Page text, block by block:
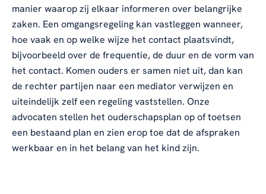
manier waarop zij elkaar informeren over belangrijke
zaken. Een omgangsregeling kan vastleggen wanneer,
hoe vaak en op welke wijze het contact plaatsvindt,
bijvoorbeeld over de frequentie, de duur en de vorm van
het contact. Komen ouders er samen niet uit, dan kan
de rechter partijen naar een mediator verwijzen en
uiteindelijk zelf een regeling vaststellen. Onze
advocaten stellen het ouderschapsplan op of toetsen
een bestaand plan en zien erop toe dat de afspraken
werkbaar en in het belang van het kind zijn.